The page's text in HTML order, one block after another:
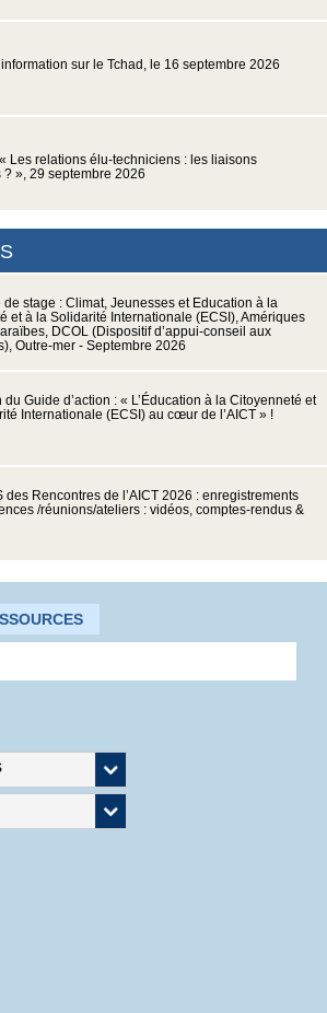
sur le Tchad, le 16 septembre 2026
Les relations élu-techniciens : les liaisons
? », 29 septembre 2026
de stage : Climat, Jeunesses et Education à la
et à la Solidarité Internationale (ECSI), Amériques
DCOL (Dispositif d’appui-conseil aux
Outre-mer - Septembre 2026
du Guide d’action : « L’Éducation à la Citoyenneté et
Internationale (ECSI) au cœur de l’AICT » !
des Rencontres de l’AICT 2026 : enregistrements
/réunions/ateliers : vidéos, comptes-rendus &